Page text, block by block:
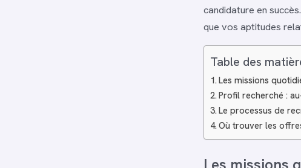
candidature en
que vos aptitudes
Table des
Les missions
Profil recherché :
Le processus de
Où trouver les